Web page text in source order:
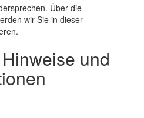
Über die
wir Sie in dieser
und